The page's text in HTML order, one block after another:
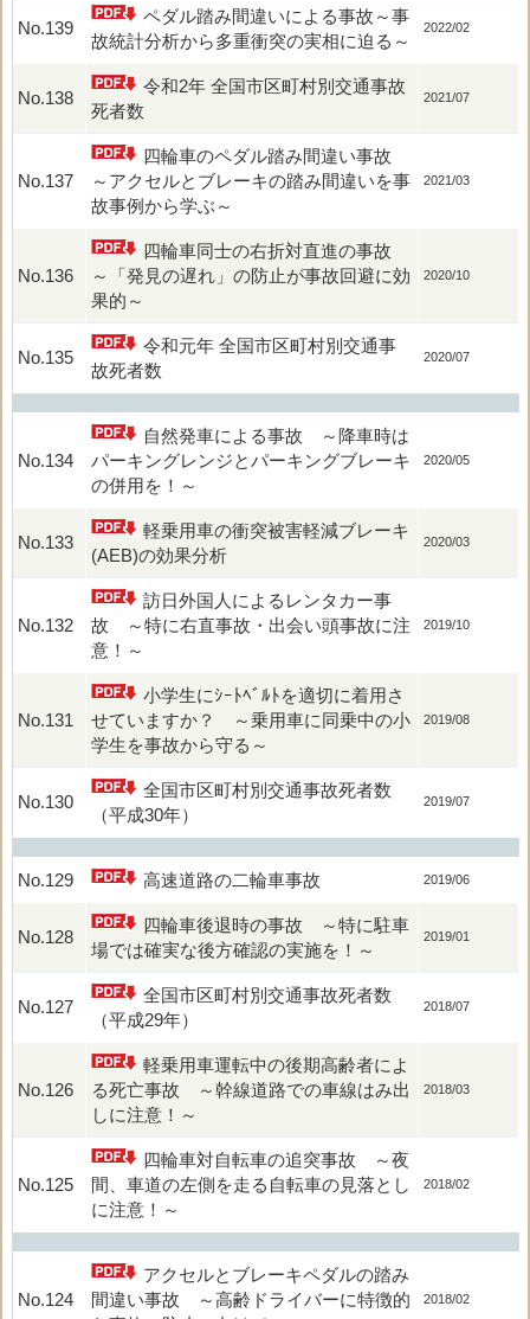
No.139
ペダル踏み間違いによる事故～事
故統計分析から多重衝突の実相に迫る～
2022/02
No.138
令和2年 全国市区町村別交通事故
死者数
2021/07
No.137
四輪車のペダル踏み間違い事故
～アクセルとブレーキの踏み間違いを事
故事例から学ぶ～
2021/03
No.136
四輪車同士の右折対直進の事故
～「発見の遅れ」の防止が事故回避に効
果的～
2020/10
No.135
令和元年 全国市区町村別交通事
故死者数
2020/07
No.134
自然発車による事故 ～降車時は
パーキングレンジとパーキングブレーキ
の併用を！～
2020/05
No.133
軽乗用車の衝突被害軽減ブレーキ
(AEB)の効果分析
2020/03
No.132
訪日外国人によるレンタカー事
故 ～特に右直事故・出会い頭事故に注
意！～
2019/10
No.131
小学生にｼｰﾄﾍﾞﾙﾄを適切に着用さ
せていますか？ ～乗用車に同乗中の小
学生を事故から守る～
2019/08
No.130
全国市区町村別交通事故死者数
（平成30年）
2019/07
No.129 高速道路の二輪車事故 2019/06
No.128
四輪車後退時の事故 ～特に駐車
場では確実な後方確認の実施を！～
2019/01
No.127
全国市区町村別交通事故死者数
（平成29年）
2018/07
No.126
軽乗用車運転中の後期高齢者によ
る死亡事故 ～幹線道路での車線はみ出
しに注意！～
2018/03
No.125
四輪車対自転車の追突事故 ～夜
間、車道の左側を走る自転車の見落とし
に注意！～
2018/02
No.124
アクセルとブレーキペダルの踏み
間違い事故 ～高齢ドライバーに特徴的
2018/02